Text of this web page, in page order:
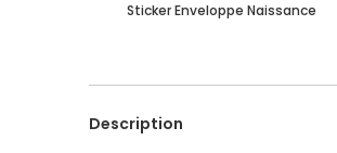
Description
Sticker Enveloppe Naissance